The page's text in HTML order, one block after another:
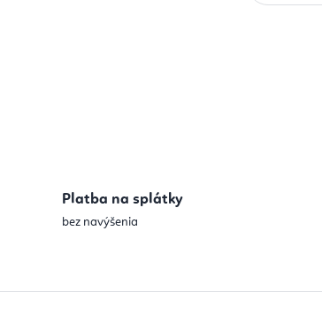
Platba na splátky
bez navýšenia